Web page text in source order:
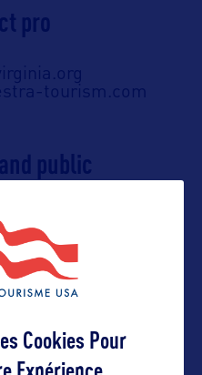
pro
tourism.com
public
tourism.com
Cookies Pour
Expérience.